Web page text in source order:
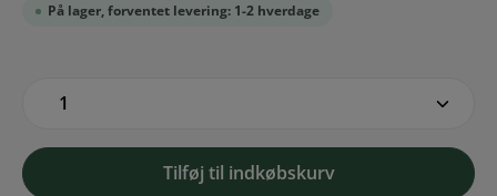
På lager, forventet levering: 1-2 hverdage
Tilføj til indkøbskurv